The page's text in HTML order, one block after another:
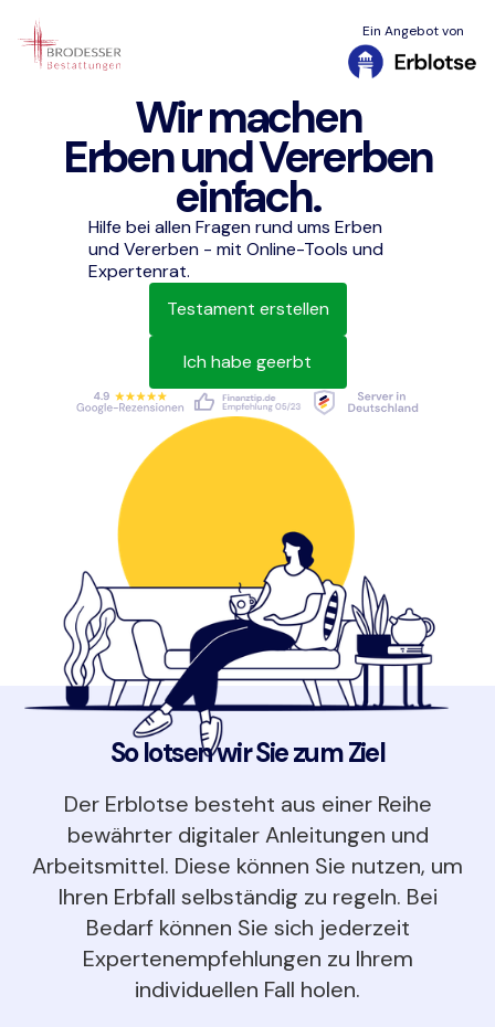
Ein Angebot von
Wir machen
Erben und Vererben
einfach.
Hilfe bei allen Fragen rund ums Erben
und Vererben - mit Online-Tools und
Expertenrat.
Testament erstellen
Ich habe geerbt
So lotsen wir Sie zum Ziel
Der Erblotse besteht aus einer Reihe
bewährter digitaler Anleitungen und
Arbeitsmittel. Diese können Sie nutzen, um
Ihren Erbfall selbständig zu regeln. Bei
Bedarf können Sie sich jederzeit
Expertenempfehlungen zu Ihrem
individuellen Fall holen.